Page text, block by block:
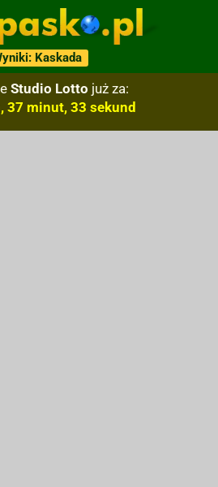
Kaskada
Studio Lotto już za:
37 minut, 32 sekund